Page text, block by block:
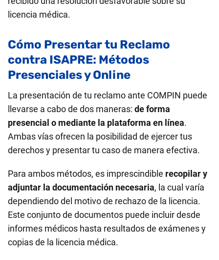
licencia médica.
Cómo Presentar tu Reclamo
contra ISAPRE: Métodos
Presenciales y Online
La presentación de tu reclamo ante COMPIN puede
llevarse a cabo de dos maneras: de forma
presencial o mediante la plataforma en línea.
Ambas vías ofrecen la posibilidad de ejercer tus
derechos y presentar tu caso de manera efectiva.
Para ambos métodos, es imprescindible recopilar y
adjuntar la documentación necesaria, la cual varía
dependiendo del motivo de rechazo de la licencia.
Este conjunto de documentos puede incluir desde
informes médicos hasta resultados de exámenes y
copias de la licencia médica.